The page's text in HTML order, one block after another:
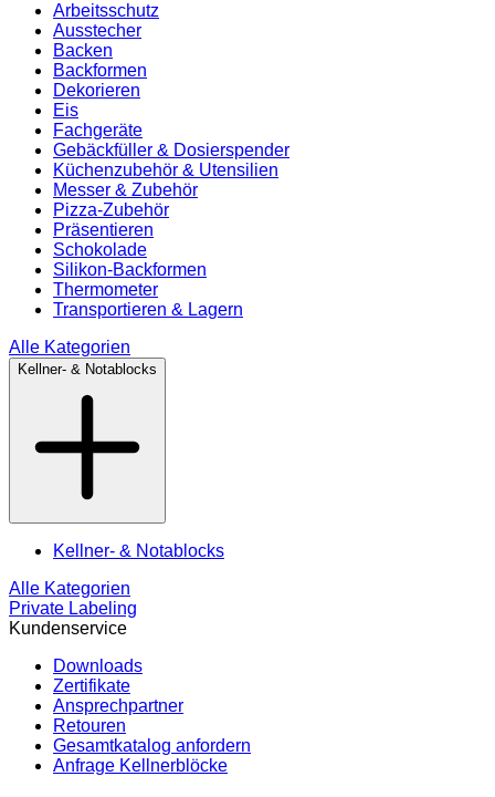
Arbeitsschutz
Ausstecher
Backen
Backformen
Dekorieren
Eis
Fachgeräte
Gebäckfüller & Dosierspender
Küchenzubehör & Utensilien
Messer & Zubehör
Pizza-Zubehör
Präsentieren
Schokolade
Silikon-Backformen
Thermometer
Transportieren & Lagern
Alle Kategorien
Kellner- & Notablocks
Kellner- & Notablocks
Alle Kategorien
Private Labeling
Kundenservice
Downloads
Zertifikate
Ansprechpartner
Retouren
Gesamtkatalog anfordern
Anfrage Kellnerblöcke